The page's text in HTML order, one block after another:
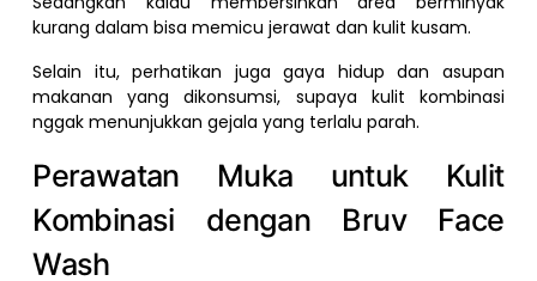
kurang dalam bisa memicu jerawat dan kulit kusam.
Selain itu, perhatikan juga gaya hidup dan asupan
makanan yang dikonsumsi, supaya kulit kombinasi
nggak menunjukkan gejala yang terlalu parah.
Perawatan Muka untuk Kulit
Kombinasi dengan Bruv Face
Wash